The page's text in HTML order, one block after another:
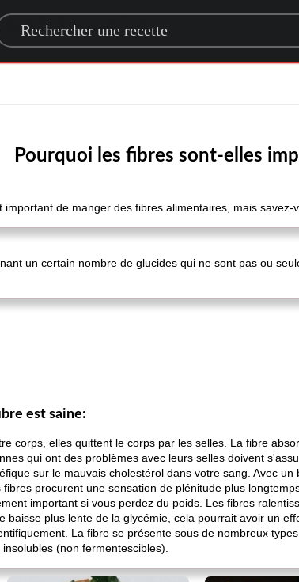
for a recipe
Pourquoi les fibres sont-elles
important de manger des fibres alimentaires, mais
un certain nombre de glucides qui ne sont pas ou
est saine:
corps, elles quittent le corps par les selles. La fibre
qui ont des problèmes avec leurs selles doivent
sur le mauvais cholestérol dans votre sang. Avec
procurent une sensation de plénitude plus
important si vous perdez du poids. Les fibres
baisse plus lente de la glycémie, cela pourrait avoir un
La fibre se présente sous de nombreux
(non fermentescibles).